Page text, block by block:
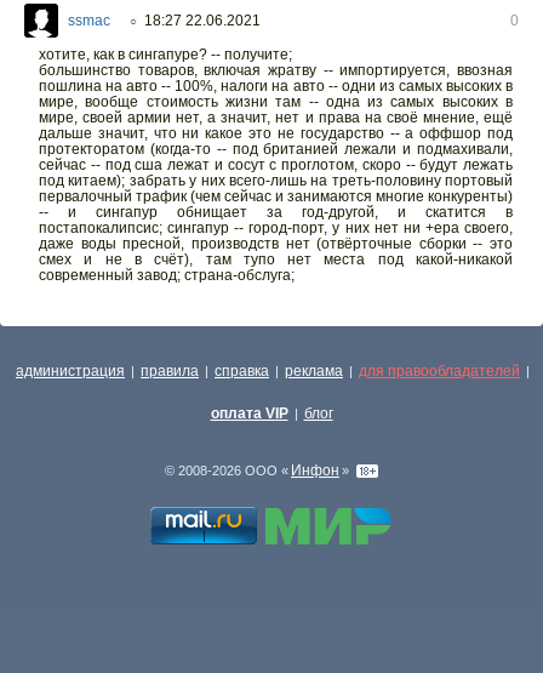
ssmac ○ 18:27 22.06.2021
0
хотите, как в сингапуре? -- получите;
большинство товаров, включая жратву -- импортируется, ввозная
пошлина на авто -- 100%, налоги на авто -- одни из самых высоких в
мире, вообще стоимость жизни там -- одна из самых высоких в
мире, своей армии нет, а значит, нет и права на своё мнение, ещё
дальше значит, что ни какое это не государство -- а оффшор под
протекторатом (когда-то -- под британией лежали и подмахивали,
сейчас -- под сша лежат и сосут с проглотом, скоро -- будут лежать
под китаем); забрать у них всего-лишь на треть-половину портовый
первалочный трафик (чем сейчас и занимаются многие конкуренты)
-- и сингапур обнищает за год-другой, и скатится в
постапокалипсис; сингапур -- город-порт, у них нет ни +ера своего,
даже воды пресной, производств нет (отвёрточные сборки -- это
смех и не в счёт), там тупо нет места под какой-никакой
современный завод; страна-обслуга;
администрация | правила | справка | реклама | для правообладателей |
оплата VIP | блог
© 2008-2026 ООО « Инфон »